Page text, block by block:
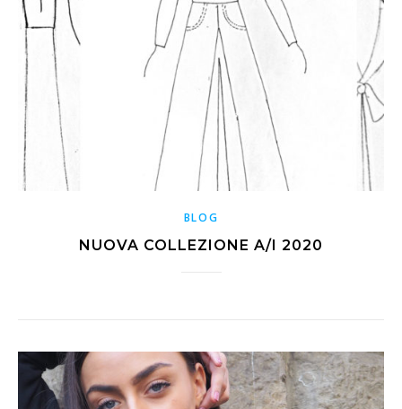
BLOG
NUOVA COLLEZIONE A/I 2020